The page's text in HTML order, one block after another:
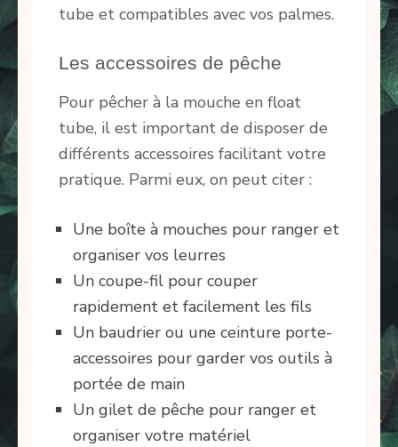
tube et compatibles avec vos palmes.
Les accessoires de pêche
Pour pêcher à la mouche en float
tube, il est important de disposer de
différents accessoires facilitant votre
pratique. Parmi eux, on peut citer :
Une boîte à mouches pour ranger et
organiser vos leurres
Un coupe-fil pour couper
rapidement et facilement les fils
Un baudrier ou une ceinture porte-
accessoires pour garder vos outils à
portée de main
Un gilet de pêche pour ranger et
organiser votre matériel